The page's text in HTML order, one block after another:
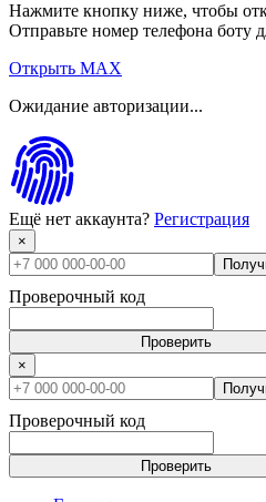
Нажмите кнопку ниже, чтобы
Отправьте номер телефона боту
Открыть MAX
Ожидание авторизации...
Ещё нет аккаунта? Регистрация
×
Проверочный код
Проверить
×
Проверочный код
Проверить